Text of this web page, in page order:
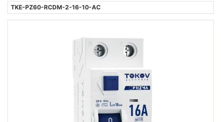
TKE-PZ60-RCDM-2-16-10-AC